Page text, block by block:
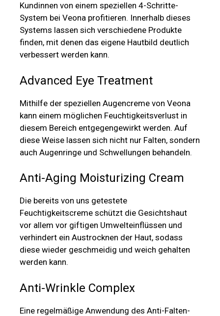
Kundinnen von einem speziellen 4-Schritte-
System bei Veona profitieren. Innerhalb dieses
Systems lassen sich verschiedene Produkte
finden, mit denen das eigene Hautbild deutlich
verbessert werden kann.
Advanced Eye Treatment
Mithilfe der speziellen Augencreme von Veona
kann einem möglichen Feuchtigkeitsverlust in
diesem Bereich entgegengewirkt werden. Auf
diese Weise lassen sich nicht nur Falten, sondern
auch Augenringe und Schwellungen behandeln.
Anti-Aging Moisturizing Cream
Die bereits von uns getestete
Feuchtigkeitscreme schützt die Gesichtshaut
vor allem vor giftigen Umwelteinflüssen und
verhindert ein Austrocknen der Haut, sodass
diese wieder geschmeidig und weich gehalten
werden kann.
Anti-Wrinkle Complex
Eine regelmäßige Anwendung des Anti-Falten-